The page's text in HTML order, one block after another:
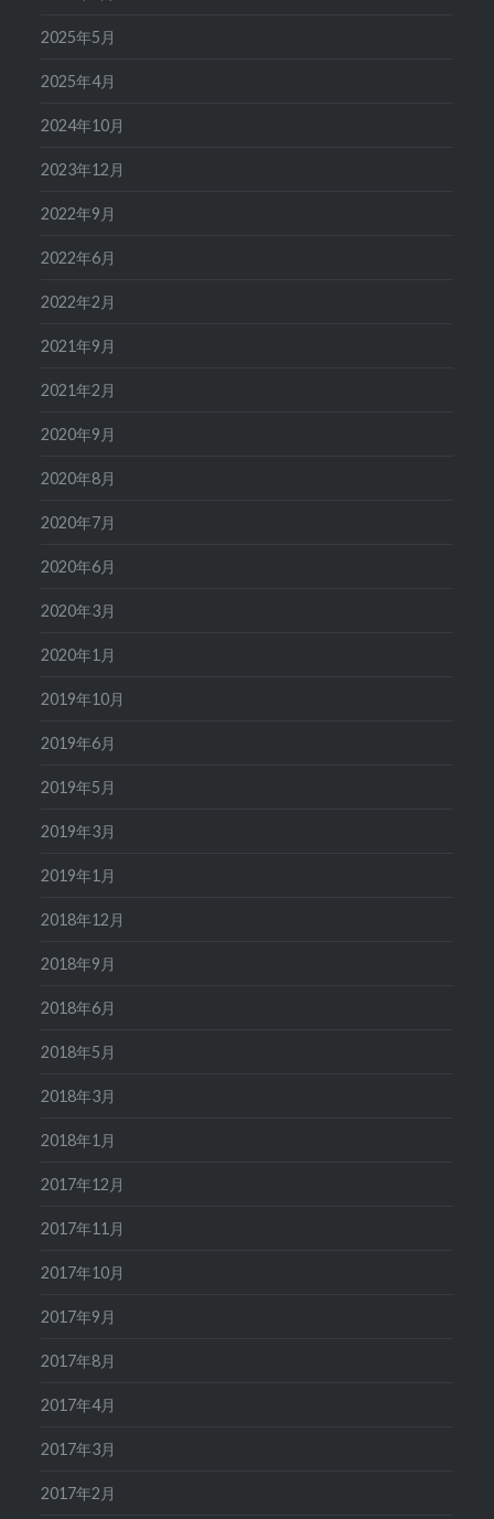
2025年5月
2025年4月
2024年10月
2023年12月
2022年9月
2022年6月
2022年2月
2021年9月
2021年2月
2020年9月
2020年8月
2020年7月
2020年6月
2020年3月
2020年1月
2019年10月
2019年6月
2019年5月
2019年3月
2019年1月
2018年12月
2018年9月
2018年6月
2018年5月
2018年3月
2018年1月
2017年12月
2017年11月
2017年10月
2017年9月
2017年8月
2017年4月
2017年3月
2017年2月